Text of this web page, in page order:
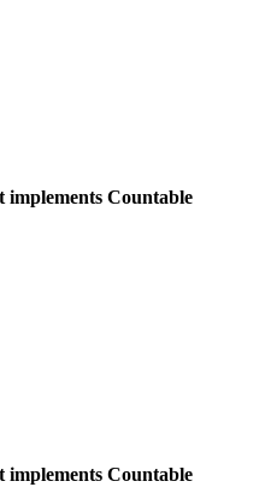
implements Countable
implements Countable